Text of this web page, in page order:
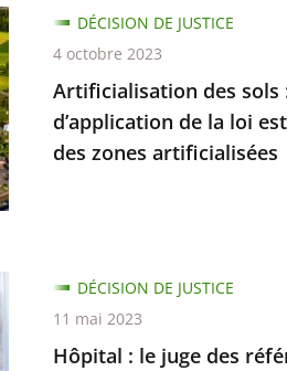
Artificialisation des
d’application de la loi
des zones artificialisées
DÉCISION DE JUSTICE
4 octobre 2023
Hôpital : le juge des
DÉCISION DE JUSTICE
11 mai 2023